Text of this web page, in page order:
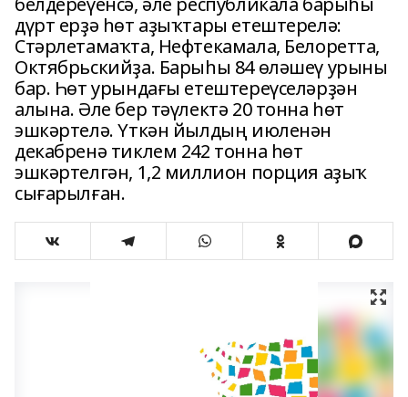
дүрт ерҙә һөт аҙыҡтары етештерелә:
Стәрлетамаҡта, Нефтекамала, Белоретта,
Октябрьскийҙа. Барыһы 84 өләшеү урыны
бар. Һөт урындағы етештереүселәрҙән
алына. Әле бер тәүлектә 20 тонна һөт
эшкәртелә. Үткән йылдың июленән
декабренә тиклем 242 тонна һөт
эшкәртелгән, 1,2 миллион порция аҙыҡ
сығарылған.